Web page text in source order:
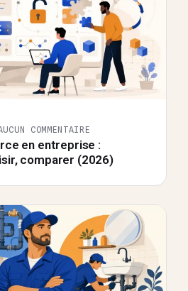
en entreprise :
comparer (2026)
COMMENTAIRE